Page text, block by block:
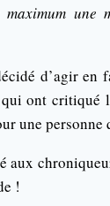
une
d’agir
ont critiqué
une
aux
!